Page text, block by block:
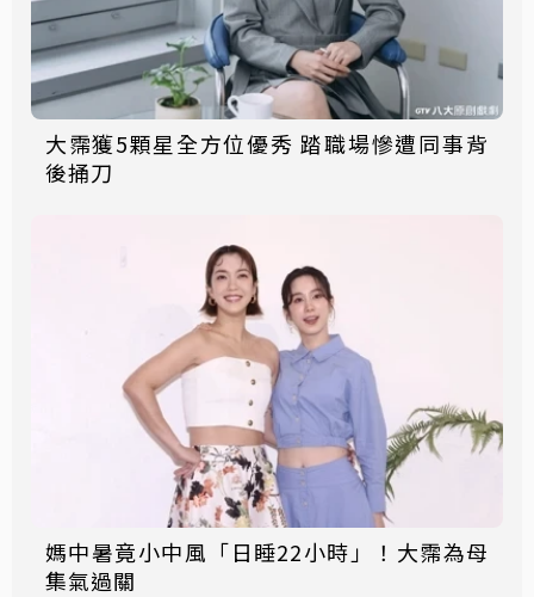
大霈獲5顆星全方位優秀 踏職場慘遭同事背
後捅刀
媽中暑竟小中風「日睡22小時」！大霈為母
集氣過關